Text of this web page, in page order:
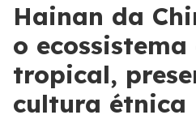
Hainan da
o
tropical,
cultura étnica